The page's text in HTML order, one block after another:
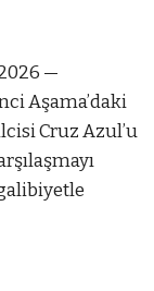
—
Aşama’daki
Cruz Azul’u